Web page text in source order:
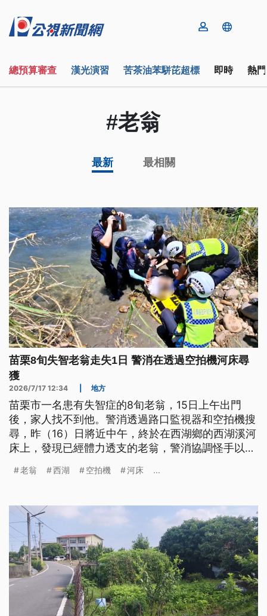
總預算審查 漢光演習 苦茶油苯駢芘超標 即時 熱
#老翁
最新 最相關
苗栗8旬失智老翁走失1日 警消在透過空拍機河床尋
獲
2026/7/17 12:34 地方
苗栗市一名患有失智症的8旬老翁，15日上午出門
後，家人找不到他。警消透過路口監視器和空拍機搜
尋，昨（16）日將近中午，終於在西湖鄉的西湖溪河
床上，發現已經體力透支的老翁，警消協調怪手以挖
老翁 西湖 空拍機 河床 ...